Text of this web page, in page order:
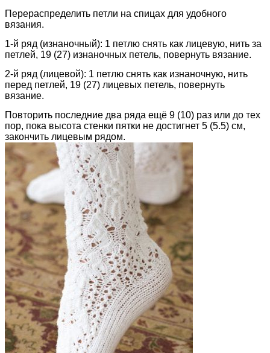
Перераспределить петли на спицах для удобного
вязания.
1-й ряд (изнаночный): 1 петлю снять как лицевую, нить за
петлей, 19 (27) изнаночных петель, повернуть вязание.
2-й ряд (лицевой): 1 петлю снять как изнаночную, нить
перед петлей, 19 (27) лицевых петель, повернуть
вязание.
Повторить последние два ряда ещё 9 (10) раз или до тех
пор, пока высота стенки пятки не достигнет 5 (5.5) см,
закончить лицевым рядом.